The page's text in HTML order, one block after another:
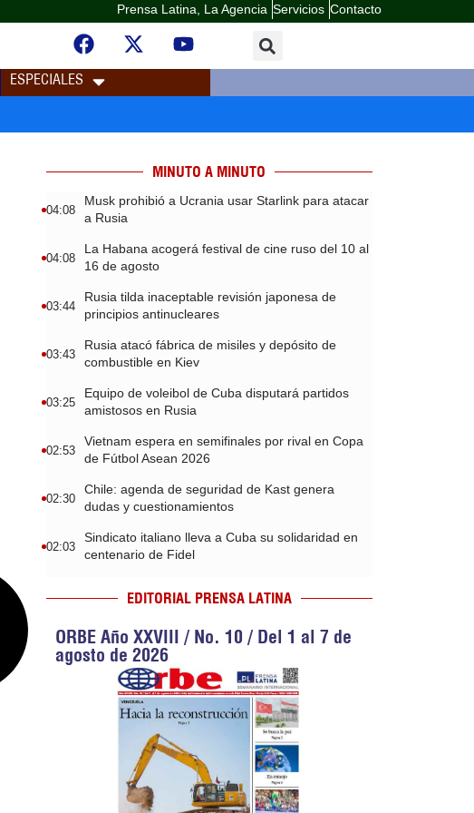
Prensa Latina, La Agencia Servicios Contacto
ESPECIALES
MINUTO A MINUTO
04:08
Musk prohibió a Ucrania usar Starlink para atacar
a Rusia
04:08
La Habana acogerá festival de cine ruso del 10 al
16 de agosto
03:44
Rusia tilda inaceptable revisión japonesa de
principios antinucleares
03:43
Rusia atacó fábrica de misiles y depósito de
combustible en Kiev
03:25
Equipo de voleibol de Cuba disputará partidos
amistosos en Rusia
02:53
Vietnam espera en semifinales por rival en Copa
de Fútbol Asean 2026
02:30
Chile: agenda de seguridad de Kast genera
dudas y cuestionamientos
02:03
Sindicato italiano lleva a Cuba su solidaridad en
centenario de Fidel
EDITORIAL PRENSA LATINA
ORBE Año XXVIII / No. 10 / Del 1 al 7 de
agosto de 2026